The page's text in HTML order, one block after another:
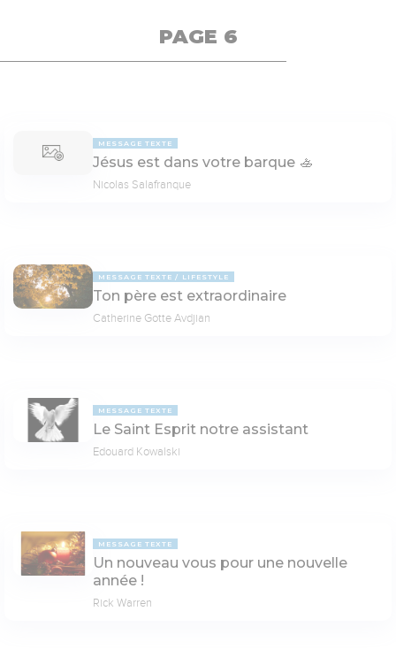
PAGE 6
MESSAGE TEXTE
Jésus est dans votre barque 🚣
Nicolas Salafranque
MESSAGE TEXTE LIFESTYLE
Ton père est extraordinaire
Catherine Gotte Avdjian
MESSAGE TEXTE
Le Saint Esprit notre assistant
Edouard Kowalski
MESSAGE TEXTE
Un nouveau vous pour une nouvelle
année !
Rick Warren